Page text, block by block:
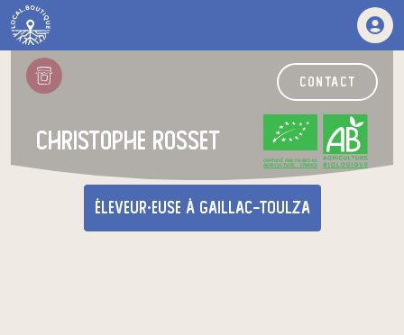
contact
christophe rosset
CERTIFIÉ PAR FR-BIO-01
AGRICULTURE FRANCE
éleveur·euse à Gaillac-Toulza